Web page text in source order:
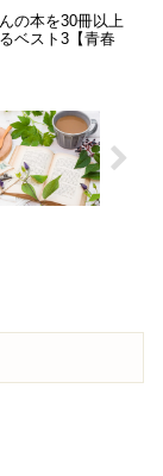
の本を30冊以上
ベスト3【青春